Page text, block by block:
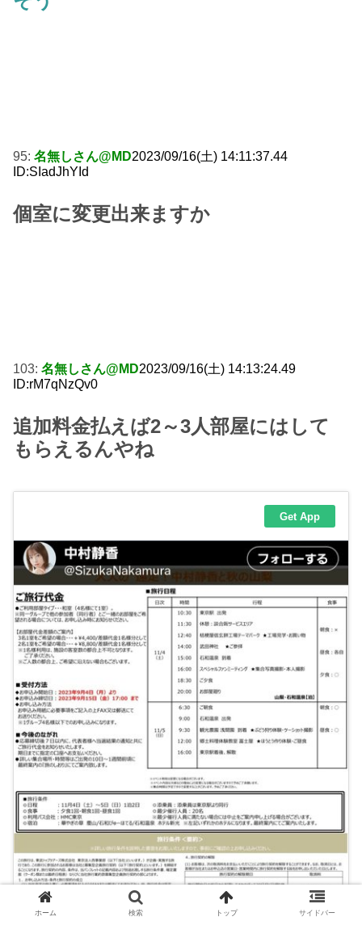
95: 名無しさん@MD2023/09/16(土) 14:11:37.44
ID:SIadJhYId
個室に変更出来ますか
103: 名無しさん@MD2023/09/16(土) 14:13:24.49
ID:rM7qNzQv0
追加料金払えば2～3人部屋にはして
もらえるんやね
ホーム 検索 トップ サイドバー